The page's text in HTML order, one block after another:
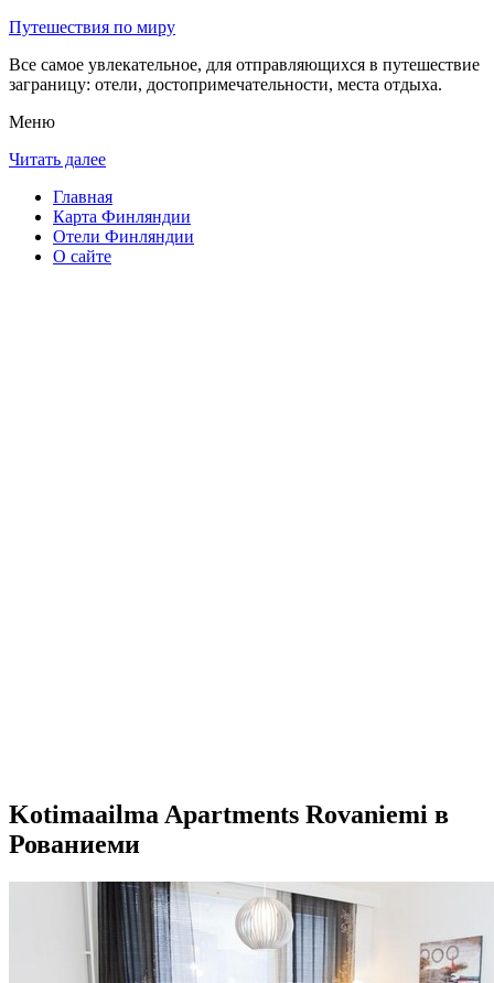
Путешествия по миру
Все самое увлекательное, для отправляющихся в путешествие
заграницу: отели, достопримечательности, места отдыха.
Меню
Читать далее
Главная
Карта Финляндии
Отели Финляндии
О сайте
Kotimaailma Apartments Rovaniemi в
Рованиеми